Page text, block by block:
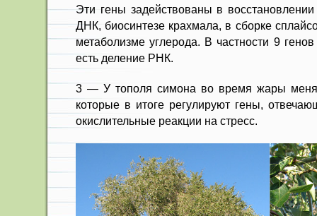
Эти гены задействованы в
ДНК, биосинтезе крахмала, в сборке
метаболизме углерода. В частности 9
есть деление РНК.
3 — У тополя симона во время жары
которые в итоге регулируют гены,
окислительные реакции на стресс.